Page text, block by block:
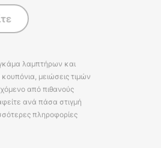
λαμπτήρων και
μειώσεις τιμών
από πιθανούς
ανά πάσα στιγμή
πληροφορίες